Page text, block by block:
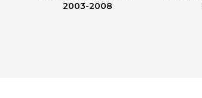
2003-2008